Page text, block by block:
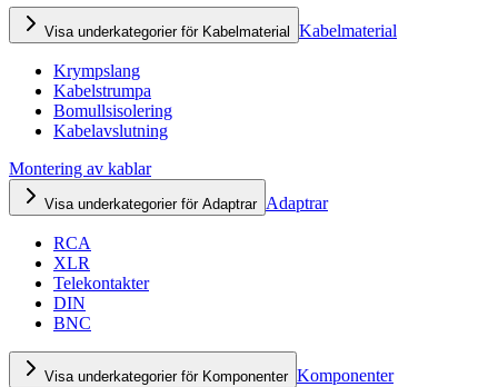
Visa underkategorier för Kabelmaterial Kabelmaterial
Krympslang
Kabelstrumpa
Bomullsisolering
Kabelavslutning
Montering av kablar
Visa underkategorier för Adaptrar Adaptrar
RCA
XLR
Telekontakter
DIN
BNC
Visa underkategorier för Komponenter Komponenter